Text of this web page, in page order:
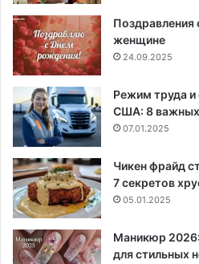
женщине
24.09.2025
Режим труда
США: 8 важных
07.01.2025
Чикен фрайд
7 секретов
05.01.2025
Маникюр
для стильных